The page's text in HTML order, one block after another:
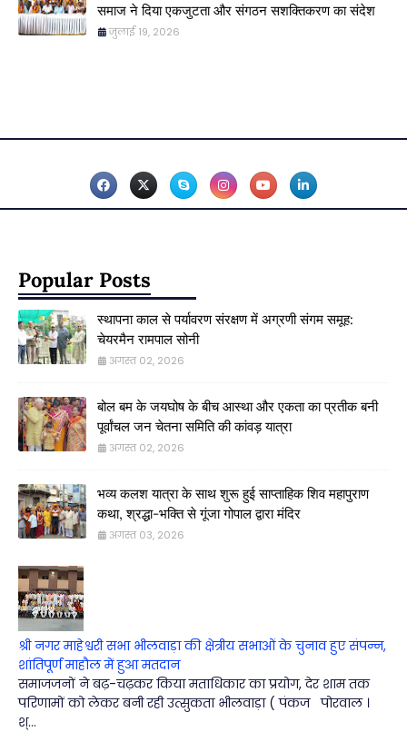
समाज ने दिया एकजुटता और संगठन सशक्तिकरण का संदेश
जुलाई 19, 2026
Popular Posts
स्थापना काल से पर्यावरण संरक्षण में अग्रणी संगम समूह:
चेयरमैन रामपाल सोनी
अगस्त 02, 2026
बोल बम के जयघोष के बीच आस्था और एकता का प्रतीक बनी
पूर्वांचल जन चेतना समिति की कांवड़ यात्रा
अगस्त 02, 2026
भव्य कलश यात्रा के साथ शुरू हुई साप्ताहिक शिव महापुराण
कथा, श्रद्धा-भक्ति से गूंजा गोपाल द्वारा मंदिर
अगस्त 03, 2026
श्री नगर माहेश्वरी सभा भीलवाड़ा की क्षेत्रीय सभाओं के चुनाव हुए संपन्न,
शांतिपूर्ण माहौल में हुआ मतदान
समाजजनों ने बढ़-चढ़कर किया मताधिकार का प्रयोग, देर शाम तक
परिणामों को लेकर बनी रही उत्सुकता भीलवाड़ा ( पंकज पोरवाल ।
श्...